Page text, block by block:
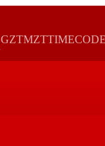
GZTMZTTIMECODE